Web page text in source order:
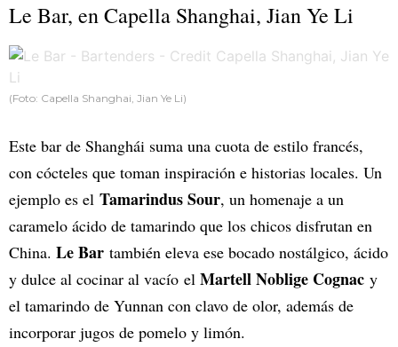
Le Bar, en Capella Shanghai, Jian Ye Li
(Foto: Capella Shanghai, Jian Ye Li)
Este bar de Shanghái suma una cuota de estilo francés,
con cócteles que toman inspiración e historias locales. Un
ejemplo es el Tamarindus Sour, un homenaje a un
caramelo ácido de tamarindo que los chicos disfrutan en
China. Le Bar también eleva ese bocado nostálgico, ácido
y dulce al cocinar al vacío el Martell Noblige Cognac y
el tamarindo de Yunnan con clavo de olor, además de
incorporar jugos de pomelo y limón.